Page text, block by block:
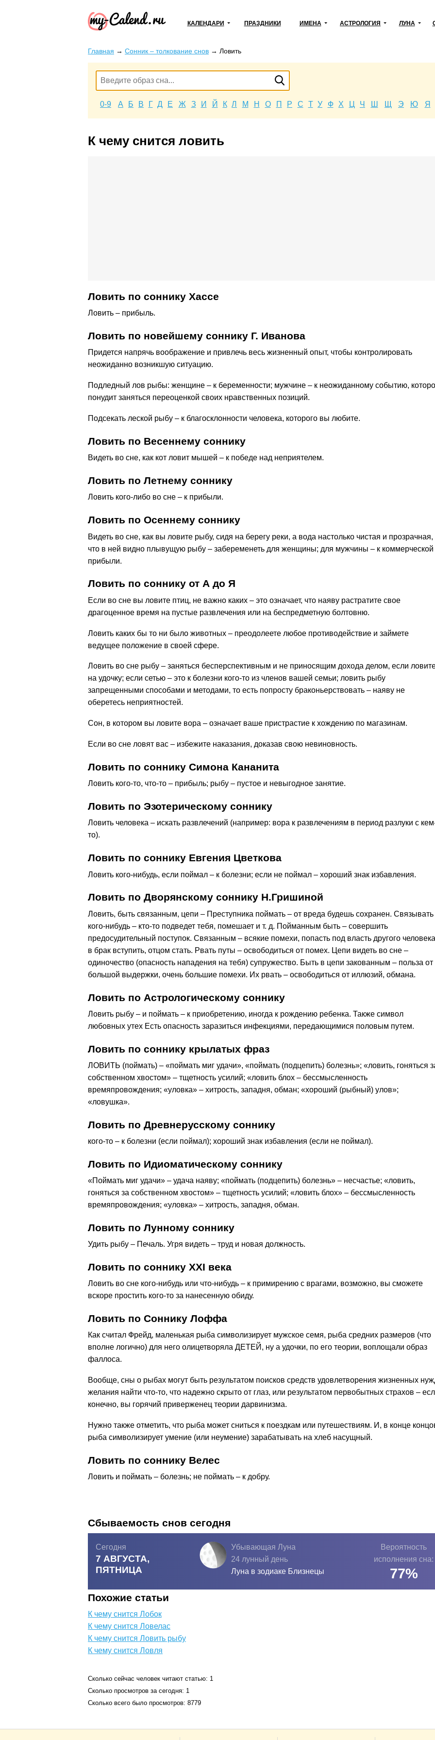
КАЛЕНДАРИ ПРАЗДНИКИ ИМЕНА АСТРОЛОГИЯ ЛУНА
Главная → Сонник – толкование снов → Ловить
0-9 А Б В Г Д Е Ж З И Й К Л М Н О П Р С Т У Ф Х Ц Ч Ш Щ Э Ю Я
К чему снится ловить
Ловить по соннику Хассе
Ловить – прибыль.
Ловить по новейшему соннику Г. Иванова
Придется напрячь воображение и привлечь весь жизненный опыт, чтобы контролировать
неожиданно возникшую ситуацию.
Подледный лов рыбы: женщине – к беременности; мужчине – к неожиданному событию,
понудит заняться переоценкой своих нравственных позиций.
Подсекать леской рыбу – к благосклонности человека, которого вы любите.
Ловить по Весеннему соннику
Видеть во сне, как кот ловит мышей – к победе над неприятелем.
Ловить по Летнему соннику
Ловить кого-либо во сне – к прибыли.
Ловить по Осеннему соннику
Видеть во сне, как вы ловите рыбу, сидя на берегу реки, а вода настолько чистая и прозрачная,
что в ней видно плывущую рыбу – забеременеть для женщины; для мужчины – к коммерческой
прибыли.
Ловить по соннику от А до Я
Если во сне вы ловите птиц, не важно каких – это означает, что наяву растратите свое
драгоценное время на пустые развлечения или на беспредметную болтовню.
Ловить каких бы то ни было животных – преодолеете любое противодействие и займете
ведущее положение в своей сфере.
Ловить во сне рыбу – заняться бесперспективным и не приносящим дохода делом, если
на удочку; если сетью – это к болезни кого-то из членов вашей семьи; ловить рыбу
запрещенными способами и методами, то есть попросту браконьерствовать – наяву не
оберетесь неприятностей.
Сон, в котором вы ловите вора – означает ваше пристрастие к хождению по магазинам.
Если во сне ловят вас – избежите наказания, доказав свою невиновность.
Ловить по соннику Симона Кананита
Ловить кого-то, что-то – прибыль; рыбу – пустое и невыгодное занятие.
Ловить по Эзотерическому соннику
Ловить человека – искать развлечений (например: вора к развлечениям в период разлуки с
то).
Ловить по соннику Евгения Цветкова
Ловить кого-нибудь, если поймал – к болезни; если не поймал – хороший знак избавления.
Ловить по Дворянскому соннику Н.Гришиной
Ловить, быть связанным, цепи – Преступника поймать – от вреда будешь сохранен. Связывать
кого-нибудь – кто-то подведет тебя, помешает и т. д. Пойманным быть – совершить
предосудительный поступок. Связанным – всякие помехи, попасть под власть другого
в брак вступить, отцом стать. Рвать путы – освободиться от помех. Цепи видеть во сне –
одиночество (опасность нападения на тебя) супружество. Быть в цепи закованным – польза от
большой выдержки, очень большие помехи. Их рвать – освободиться от иллюзий, обмана.
Ловить по Астрологическому соннику
Ловить рыбу – и поймать – к приобретению, иногда к рождению ребенка. Также символ
любовных утех Есть опасность заразиться инфекциями, передающимися половым путем.
Ловить по соннику крылатых фраз
ЛОВИТЬ (поймать) – «поймать миг удачи», «поймать (подцепить) болезнь»; «ловить, гоняться
собственном хвостом» – тщетность усилий; «ловить блох – бессмысленность
времяпровождения; «уловка» – хитрость, западня, обман; «хороший (рыбный) улов»;
«ловушка».
Ловить по Древнерусскому соннику
кого-то – к болезни (если поймал); хороший знак избавления (если не поймал).
Ловить по Идиоматическому соннику
«Поймать миг удачи» – удача наяву; «поймать (подцепить) болезнь» – несчастье; «ловить,
гоняться за собственном хвостом» – тщетность усилий; «ловить блох» – бессмысленность
времяпровождения; «уловка» – хитрость, западня, обман.
Ловить по Лунному соннику
Удить рыбу – Печаль. Угря видеть – труд и новая должность.
Ловить по соннику ХХІ века
Ловить во сне кого-нибудь или что-нибудь – к примирению с врагами, возможно, вы сможете
вскоре простить кого-то за нанесенную обиду.
Ловить по Соннику Лоффа
Как считал Фрейд, маленькая рыба символизирует мужское семя, рыба средних размеров (что
вполне логично) для него олицетворяла ДЕТЕЙ, ну а удочки, по его теории, воплощали образ
фаллоса.
Вообще, сны о рыбах могут быть результатом поисков средств удовлетворения жизненных
желания найти что-то, что надежно скрыто от глаз, или результатом первобытных страхов –
конечно, вы горячий приверженец теории дарвинизма.
Нужно также отметить, что рыба может сниться к поездкам или путешествиям. И, в конце
рыба символизирует умение (или неумение) зарабатывать на хлеб насущный.
Ловить по соннику Велес
Ловить и поймать – болезнь; не поймать – к добру.
Сбываемость снов сегодня
Сегодня
7 АВГУСТА,
ПЯТНИЦА
Убывающая Луна
24 лунный день
Луна в зодиаке Близнецы
Вероятность
исполнения сна:
77%
Похожие статьи
К чему снится Лобок
К чему снится Ловелас
К чему снится Ловить рыбу
К чему снится Ловля
Сколько сейчас человек читают статью: 1
Сколько просмотров за сегодня: 1
Сколько всего было просмотров: 8779